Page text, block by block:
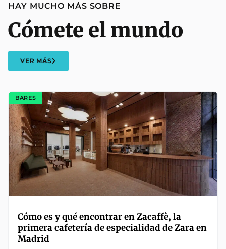
HAY MUCHO MÁS SOBRE
Cómete el mundo
VER MÁS
BARES
Cómo es y qué encontrar en Zacaffè, la
primera cafetería de especialidad de Zara en
Madrid